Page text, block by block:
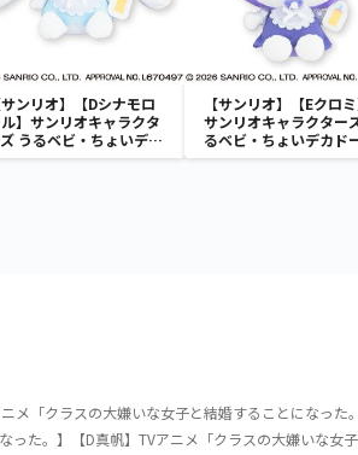
サンリオ】【Dシナモロ
】サンリオキャラクタ
うるベビ・ちょいデカ
ル
【サンリオ】【Eクロミ
サンリオキャラクター
るベビ・ちょいデカド
メ「クラスの大嫌いな女子と結婚することになった
った。】【D真帆】TVアニメ「クラスの大嫌いな女